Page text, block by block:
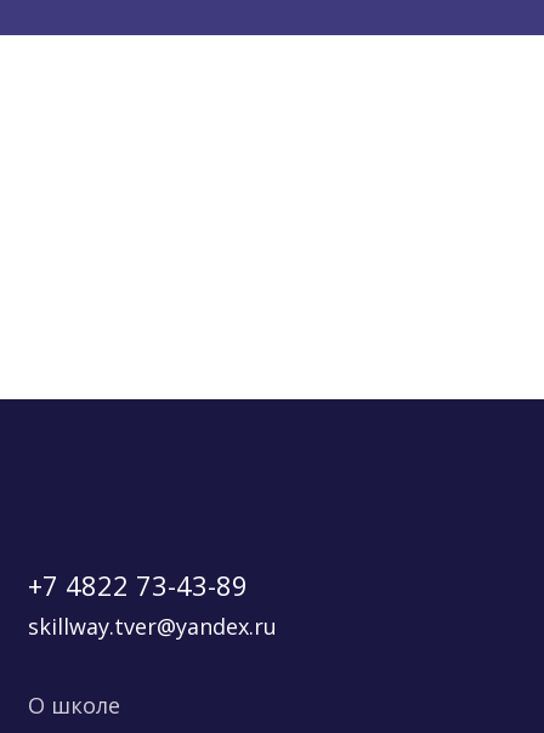
+7 4822 73-43-89
skillway.tver@yandex.ru
О школе